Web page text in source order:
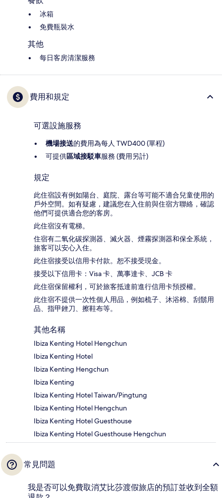
冰箱
免費瓶裝水
其他
每日客房清潔服務
費用和規定
可選設施服務
機場接送的費用為每人 TWD400 (單程)
可提供區域接駁車服務 (費用另計)
規定
此住宿設有例如陽台、庭院、露台等可能不適合兒童使用的
戶外空間。如有疑慮，建議您在入住前與住宿方聯絡，確認
他們可提供適合您的客房。
此住宿沒有電梯。
住宿有二氧化碳探測器、滅火器、煙霧探測器和保全系統，
旅客可以安心入住。
此住宿接受以信用卡付款。恕不接受現金。
接受以下信用卡：Visa 卡、萬事達卡、JCB 卡
此住宿保留權利，可於旅客抵達前進行信用卡預授權。
此住宿不提供一次性個人用品，例如梳子、沐浴棉、刮鬍用
品、指甲銼刀、擦鞋布等。
其他名稱
Ibiza Kenting Hotel Hengchun
Ibiza Kenting Hotel
Ibiza Kenting Hengchun
Ibiza Kenting
Ibiza Kenting Hotel Taiwan/Pingtung
Ibiza Kenting Hotel Hengchun
Ibiza Kenting Hotel Guesthouse
Ibiza Kenting Hotel Guesthouse Hengchun
常見問題
我是否可以免費取消艾比莎渡假旅店的預訂並收到全額